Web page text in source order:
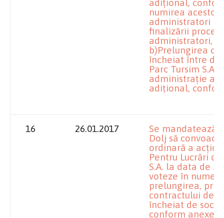
adiţional,
numirea
administratori
finalizării
administratori,
b)Prelungirea
încheiat între
Parc Tursim S.A.
administraţie al
adiţional,
16 26.01.2017
Se mandatează
Dolj să
ordinară a
Pentru Lucrări
S.A. la data de
voteze în
prelungirea,
contractului de
încheiat de
conform anexei